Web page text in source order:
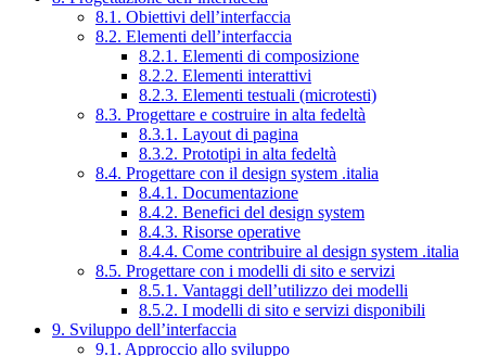
8.1. Obiettivi dell’interfaccia
8.2. Elementi dell’interfaccia
8.2.1. Elementi di composizione
8.2.2. Elementi interattivi
8.2.3. Elementi testuali (microtesti)
8.3. Progettare e costruire in alta fedeltà
8.3.1. Layout di pagina
8.3.2. Prototipi in alta fedeltà
8.4. Progettare con il design system .italia
8.4.1. Documentazione
8.4.2. Benefici del design system
8.4.3. Risorse operative
8.4.4. Come contribuire al design system .italia
8.5. Progettare con i modelli di sito e servizi
8.5.1. Vantaggi dell’utilizzo dei modelli
8.5.2. I modelli di sito e servizi disponibili
9. Sviluppo dell’interfaccia
9.1. Approccio allo sviluppo